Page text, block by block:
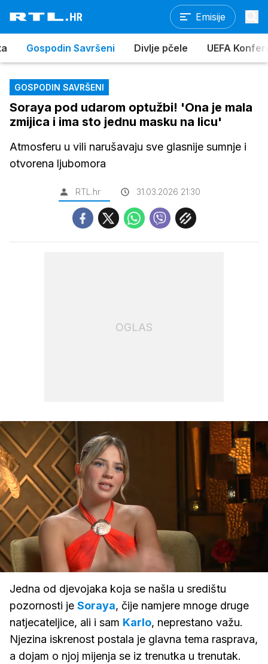
Emisije
Gospodin Savršeni Divlje pčele UEFA
GOSPODIN SAVRŠENI
Soraya pod udarom optužbi! 'Ona je mala
zmijica i ima sto jednu masku na licu'
Atmosferu u vili narušavaju sve glasnije sumnje i
otvorena ljubomora
RTL.hr 31.03.2026 21:30
OGLAS
zvuk
/
Loaded
100.00%
Jedna od djevojaka koja se našla u središtu
pozornosti je Soraya, čije namjere mnoge druge
natjecateljice, ali i sam Karlo, neprestano važu.
Njezina iskrenost postala je glavna tema rasprava,
a dojam o njoj mijenja se iz trenutka u trenutak.